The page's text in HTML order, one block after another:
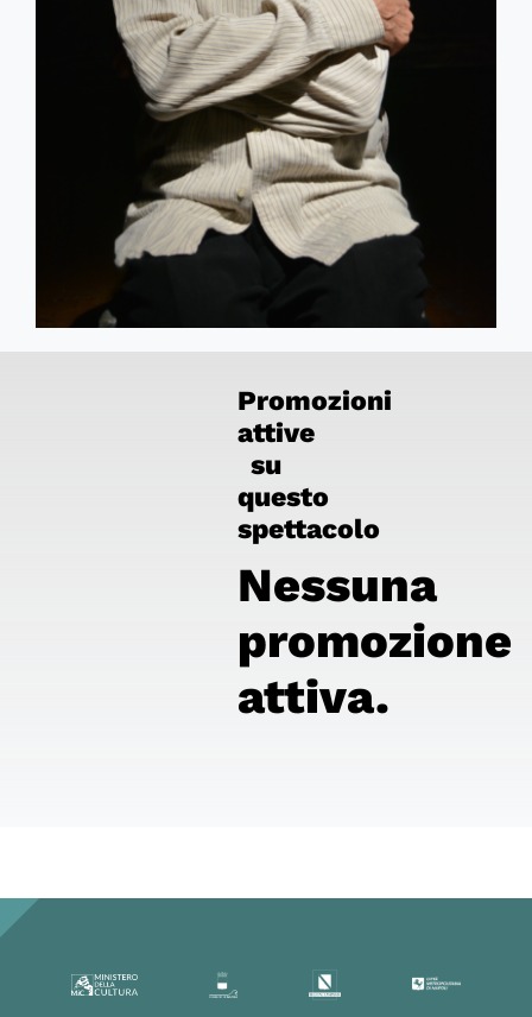
Promozioni
attive
su
questo
spettacolo
Nessuna
promozione
attiva.